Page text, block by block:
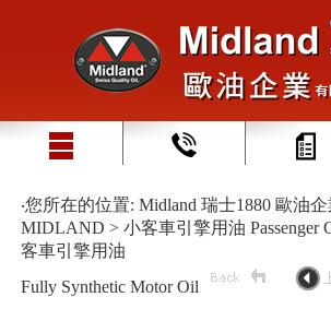
‧您所在的位置: Midland 瑞士1880 歐油
MIDLAND > 小客車引擎用油 Passenger
客車引擎用油
Fully Synthetic Motor Oil